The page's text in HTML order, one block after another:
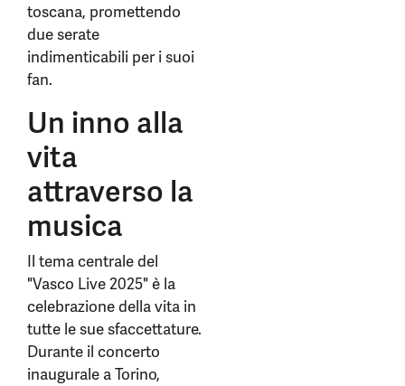
toscana, promettendo
due serate
indimenticabili per i suoi
fan.
Un inno alla
vita
attraverso la
musica
Il tema centrale del
"Vasco Live 2025" è la
celebrazione della vita in
tutte le sue sfaccettature.
Durante il concerto
inaugurale a Torino,